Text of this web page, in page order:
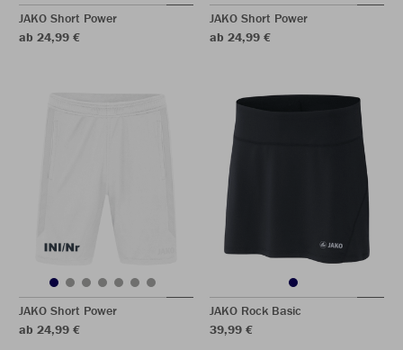
JAKO Short Power
ab 24,99 €
JAKO Short Power
ab 24,99 €
JAKO Short Power
ab 24,99 €
JAKO Rock Basic
39,99 €